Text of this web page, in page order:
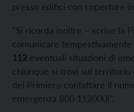
presso edifici con coperture
“Si ricorda inoltre – scrive la
comunicare tempestivamente
112 eventuali situazioni di
chiunque si trovi sul territorio
del Primiero contattare il
emergenza 800 112000)”.